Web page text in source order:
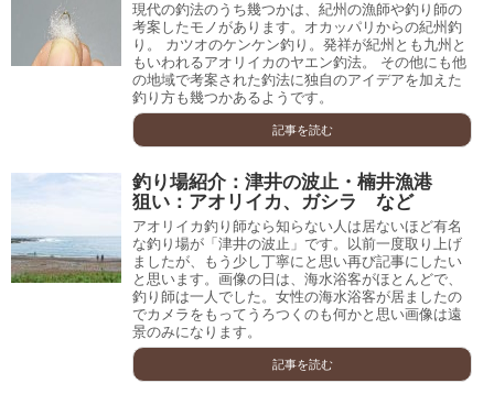
現代の釣法のうち幾つかは、紀州の漁師や釣り師の
考案したモノがあります。オカッパリからの紀州釣
り。 カツオのケンケン釣り。発祥が紀州とも九州と
もいわれるアオリイカのヤエン釣法。 その他にも他
の地域で考案された釣法に独自のアイデアを加えた
釣り方も幾つかあるようです。
記事を読む
釣り場紹介：津井の波止・楠井漁港
狙い：アオリイカ、ガシラ など
アオリイカ釣り師なら知らない人は居ないほど有名
な釣り場が「津井の波止」です。以前一度取り上げ
ましたが、もう少し丁寧にと思い再び記事にしたい
と思います。画像の日は、海水浴客がほとんどで、
釣り師は一人でした。女性の海水浴客が居ましたの
でカメラをもってうろつくのも何かと思い画像は遠
景のみになります。
記事を読む